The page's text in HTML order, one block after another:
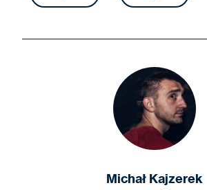
Michał Kajzerek